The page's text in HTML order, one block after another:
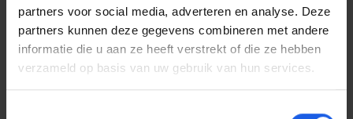
partners voor social media, adverteren en analyse. Deze
partners kunnen deze gegevens combineren met andere
informatie die u aan ze heeft verstrekt of die ze hebben
verzameld op basis van uw gebruik van hun services.